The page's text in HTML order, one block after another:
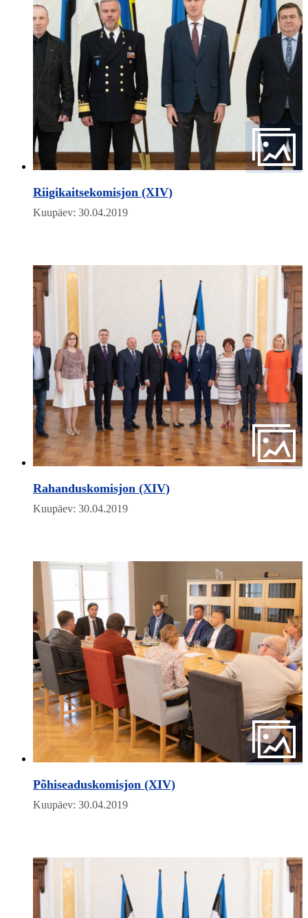
Riigikaitsekomisjon (XIV)
Kuupäev: 30.04.2019
Rahanduskomisjon (XIV)
Kuupäev: 30.04.2019
Põhiseaduskomisjon (XIV)
Kuupäev: 30.04.2019